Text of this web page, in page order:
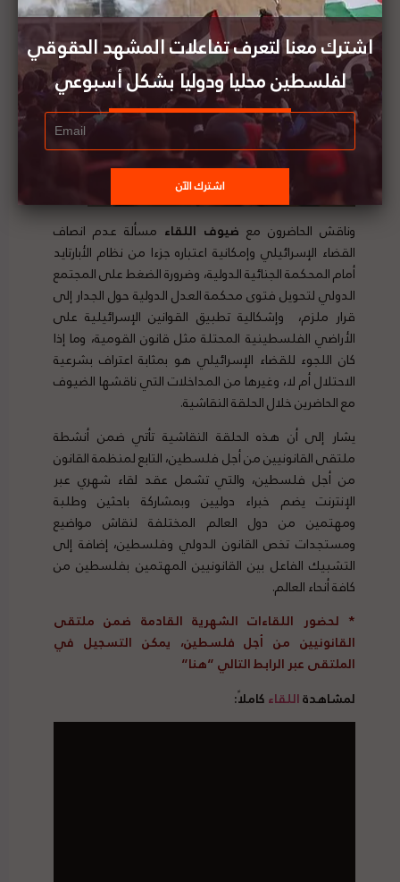
الاحتلال وتمكين ديمومته، مخالفة بذلك القوانين الدولية
في هذا الإطار.
وناقش الحاضرون مع ضيوف اللقاء مسألة عدم انصاف
القضاء الإسرائيلي وإمكانية اعتباره جزءا من نظام الأبارتايد
أمام المحكمة الجنائية الدولية، وضرورة الضغط على المجتمع
الدولي لتحويل فتوى محكمة العدل الدولية حول الجدار إلى
قرار ملزم، وإشكالية تطبيق القوانين الإسرائيلية على
الأراضي الفلسطينية المحتلة مثل قانون القومية، وما إذا
كان اللجوء للقضاء الإسرائيلي هو بمثابة اعتراف بشرعية
الاحتلال أم لا، وغيرها من المداخلات التي ناقشها الضيوف
مع الحاضرين خلال الحلقة النقاشية.
يشار إلى أن هذه الحلقة النقاشية تأتي ضمن أنشطة
ملتقى القانونيين من أجل فلسطين، التابع لمنظمة القانون
من أجل فلسطين، والتي تشمل عقد لقاء شهري عبر
الإنترنت يضم خبراء دوليين وبمشاركة باحثين وطلبة
ومهتمين من دول العالم المختلفة لنقاش مواضيع
ومستجدات تخص القانون الدولي وفلسطين، إضافة إلى
التشبيك الفاعل بين القانونيين المهتمين بفلسطين من
كافة أنحاء العالم.
* لحضور اللقاءات الشهرية القادمة ضمن ملتقى
القانونيين من أجل فلسطين، يمكن التسجيل في
الملتقى عبر الرابط التالي “هنا“
لمشاهدةاللقاءكاملاً:
اشترك معنا لتعرف تفاعلات المشهد الحقوقي
لفلسطين محليا ودوليا بشكل أسبوعي